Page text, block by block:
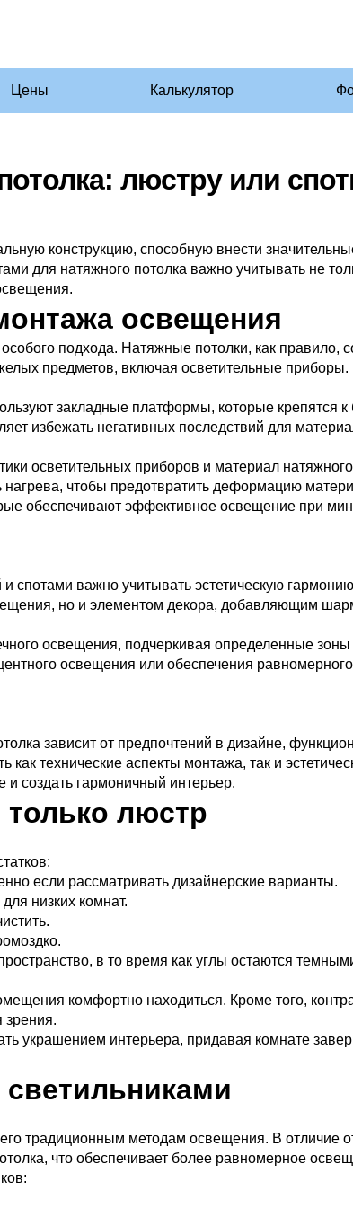
Цены Калькулятор
люстру или
конструкцию, способную внести
для натяжного потолка важно учитывать не
освещения
подхода. Натяжные потолки, как правило,
предметов, включая осветительные
закладные платформы, которые крепятся к
избежать негативных последствий для
осветительных приборов и материал
чтобы предотвратить деформацию
обеспечивают эффективное освещение при
спотами важно учитывать эстетическую
но и элементом декора, добавляющим
освещения, подчеркивая определенные
освещения или обеспечения
зависит от предпочтений в дизайне,
технические аспекты монтажа, так и
и создать гармоничный интерьер.
только люстр
если рассматривать дизайнерские варианты.
низких комнат.
в то время как углы остаются
комфортно находиться. Кроме того,
зрения.
украшением интерьера, придавая комнате
традиционным методам освещения. В отличие
что обеспечивает более равномерное